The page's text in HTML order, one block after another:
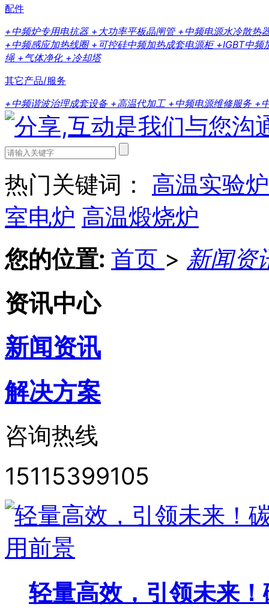
配件
+中频炉专用电抗器 +大功率平板晶闸管 +中频电源水冷散热
+中频感应加热线圈 +可控硅中频加热成套电源柜+IGBT中频
绳 +气体净化 +冷却塔
其它产品/服务
+中频谐波治理成套设备 +高温代加工 +中频电源维修服务 +
热门关键词： 高温实验炉
室电炉 高温煅烧炉
您的位置: 首页 > 新闻资
资讯中心
新闻资讯
解决方案
咨询热线
15115399105
轻量高效，引领未来